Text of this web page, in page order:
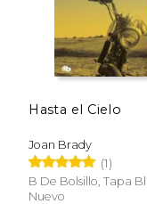
15%
dcto.
Hasta el Cielo
Joan Brady
(1)
B De Bolsillo, Tapa
Nuevo